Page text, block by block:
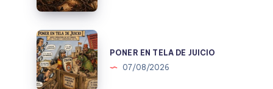
EN
1978.
PONER
EN
TELA
DE
PONER EN TELA DE JUICIO
07/08/2026